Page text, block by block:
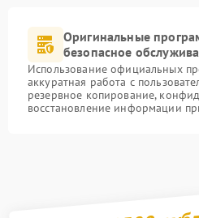
Оригинальные
безопасное
Использование официальных
аккуратная работа с
резервное копирование,
восстановление информации